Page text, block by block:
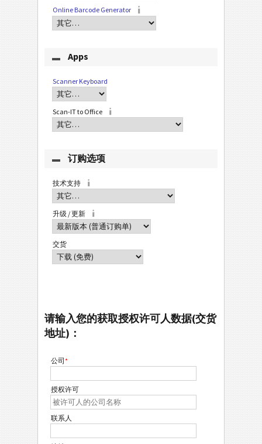
Online Barcode Generator
Apps
Scanner Keyboard
Scan-IT to Office
订购选项
技术支持
升级 / 更新
交货
请输入您的获取授权许可人数据(交货
地址)：
公司*
授权许可
联系人